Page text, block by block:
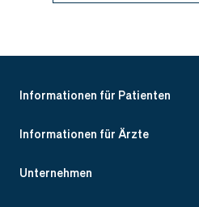
Informationen für Patienten
Informationen für Ärzte
Unternehmen